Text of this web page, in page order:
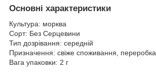
Основні характеристики
Культура: морква
Сорт: Без Серцевини
Тип дозрівання: середній
Призначення: свіже споживання, переробка
Вага упаковки: 2 г